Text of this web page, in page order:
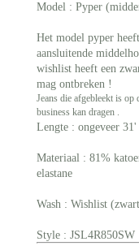
Model : Pyper
Het model pyper
aansluitende
wishlist heeft een
mag ontbreken !
Jeans die afgebleekt is op
business kan dragen .
Lengte : ongeveer
Materiaal : 81%
elastane
Wash : Wishlist
Style : JSL4R850SW